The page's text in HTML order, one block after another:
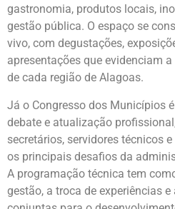
gastronomia, produtos locais,
gestão pública. O espaço se
vivo, com degustações,
apresentações que evidenciam
de cada região de Alagoas.
Já o Congresso dos Municípios
debate e atualização
secretários, servidores técnicos
os principais desafios da
A programação técnica tem
gestão, a troca de experiências